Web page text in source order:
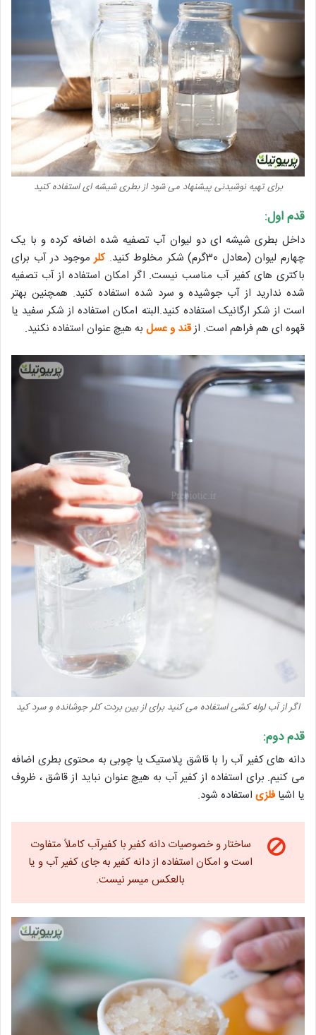
برای تهیه نوشیدنی پیشنهاد می شود از بطری شیشه ای استفاده کنید
قدم اول:
داخل بطری شیشه ای دو لیوان آب تصفیه شده اضافه کرده و با یک
چهارم لیوان (معادل 30گرم) شکر مخلوط کنید.
کلر موجود در آب برای
باکتری های کفیر آب مناسب نیست. اگر امکان استفاده از آب تصفیه
شده ندارید از آب جوشیده و سرد شده استفاده کنید. همچنین بهتر
است از شکر ارگانیک استفاده کنید.البته امکان استفاده از شکر سفید یا
قهوه ای هم فراهم است. ازقند و عسل به هیچ عنوان استفاده نکنید.
اگر از آب لوله کشی استفاده می کنید برای از بین بردت کلر جوشانده و سرد کید
قدم دوم:
دانه های کفیر آب را با قاشق پلاستیک یا چوبی به محتوی بطری اضافه
می کنیم. برای استفاده از کفیر آب به هیچ عنوان نباید از قاشق ، ظروف
یا اشیا فلزی استفاده شود.
ساختار و خصوصیات دانه کفیر با کفیرآب کاملاً متفاوت
است و امکان استفاده از دانه کفیر به جای کفیر آب و یا
بالعکس میسر نیست.